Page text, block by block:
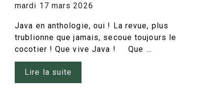
mardi 17 mars 2026
Java en anthologie, oui ! La revue, plus
trublionne que jamais, secoue toujours le
cocotier ! Que vive Java ! Que …
Lire la suite